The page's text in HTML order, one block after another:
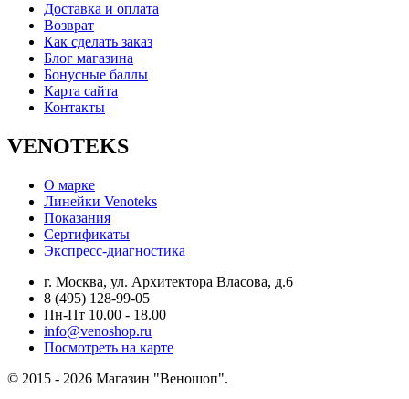
Доставка и оплата
Возврат
Как сделать заказ
Блог магазина
Бонусные баллы
Карта сайта
Контакты
VENOTEKS
О марке
Линейки Venoteks
Показания
Сертификаты
Экспресс-диагностика
г. Москва, ул. Архитектора Власова, д.6
8 (495) 128-99-05
Пн-Пт 10.00 - 18.00
info@venoshop.ru
Посмотреть на карте
© 2015 - 2026 Магазин "Веношоп".